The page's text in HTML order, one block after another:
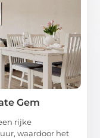
Gem
rijke
waardoor het